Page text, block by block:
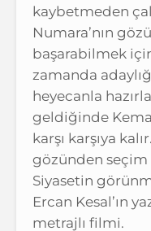
kaybetmeden
Numara’nın
başarabilmek
zamanda
heyecanla
geldiğinde
karşı karşıya
gözünden seçim
Siyasetin
Ercan Kesal’ın
metrajlı filmi.